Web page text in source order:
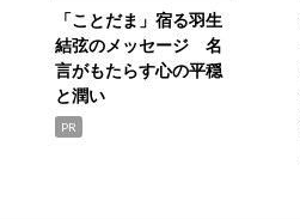
「ことだま」宿る羽生
結弦のメッセージ 名
言がもたらす心の平穏
と潤い
PR